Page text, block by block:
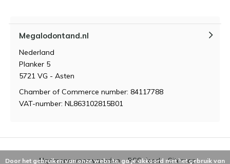
Megalodontand.nl
Nederland
Planker 5
5721 VG - Asten
Chamber of Commerce number: 84117788
VAT-number: NL863102815B01
Algemene voorwaarden RSS-feed Sitemap
Door het gebruiken van onze website, ga je akkoord met het gebruik van